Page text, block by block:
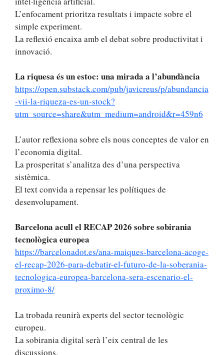
L’enfocament prioritza resultats i impacte sobre el
simple experiment.
La reflexió encaixa amb el debat sobre productivitat i
innovació.
La riquesa és un estoc: una mirada a l’abundància
https://open.substack.com/pub/javicreus/p/abundancia
-vii-la-riqueza-es-un-stock?
utm_source=share&utm_medium=android&r=459n6
L’autor reflexiona sobre els nous conceptes de valor en
l’economia digital.
La prosperitat s’analitza des d’una perspectiva
sistèmica.
El text convida a repensar les polítiques de
desenvolupament.
Barcelona acull el RECAP 2026 sobre sobirania
tecnològica europea
https://barcelonadot.es/ana-maiques-barcelona-acoge-
el-recap-2026-para-debatir-el-futuro-de-la-soberania-
tecnologica-europea-barcelona-sera-escenario-el-
proximo-8/
La trobada reunirà experts del sector tecnològic
europeu.
La sobirania digital serà l’eix central de les
discussions.